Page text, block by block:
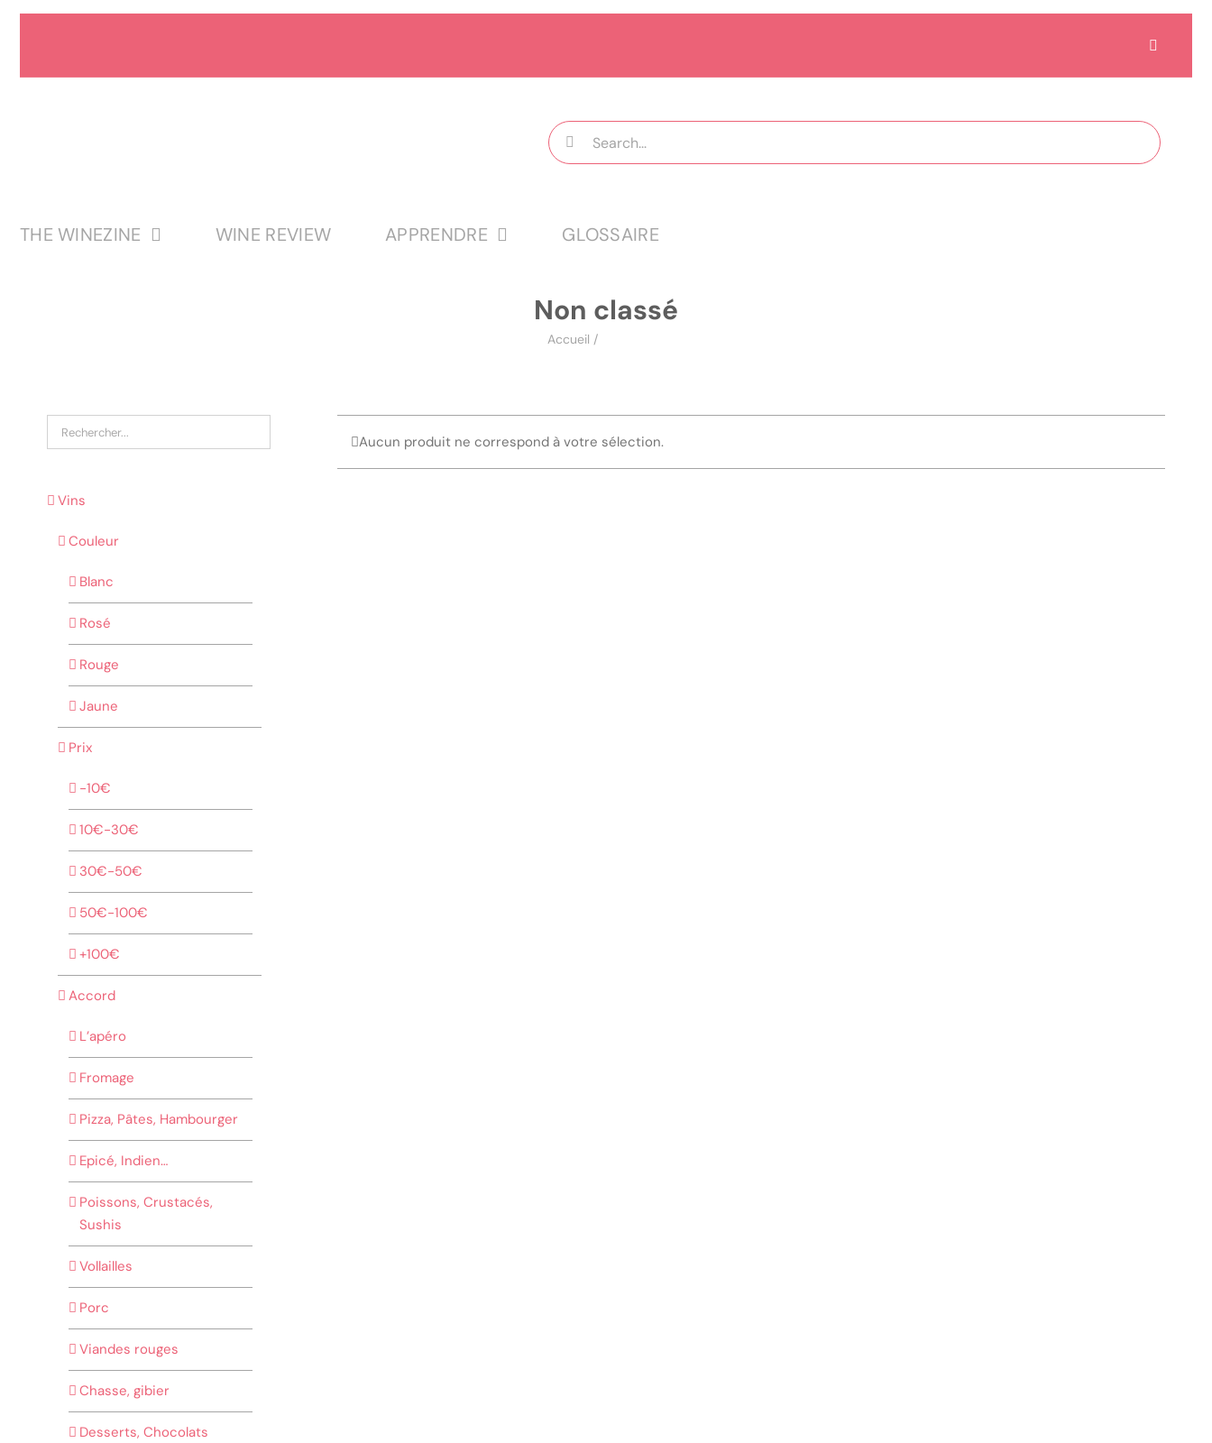
Passer
Rechercher:
THE WINEZINE WINE REVIEW APPRENDRE GLOSSAIRE
Non classé
Accueil /
Aucun produit ne correspond à votre sélection.
Vins
Couleur
Blanc
Rosé
Rouge
Jaune
Prix
-10€
10€-30€
30€-50€
50€-100€
+100€
Accord
L’apéro
Fromage
Pizza, Pâtes, Hambourger
Epicé, Indien…
Poissons, Crustacés,
Sushis
Vollailles
Porc
Viandes rouges
Chasse, gibier
Desserts, Chocolats